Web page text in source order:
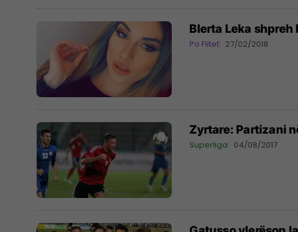
Blerta Leka
Po Flitet 27/02/2018
Zyrtare: Partizani
Superliga 04/08/2017